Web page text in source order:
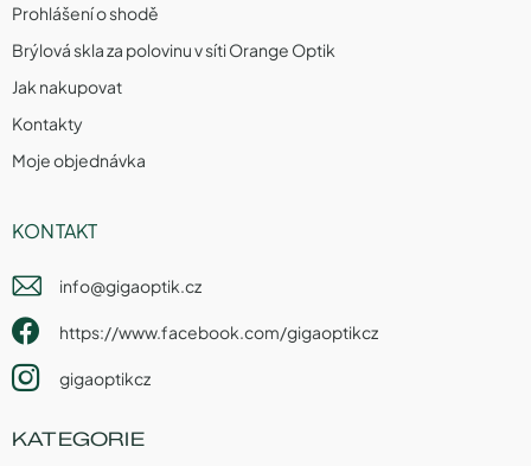
Prohlášení o shodě
Brýlová skla za polovinu v síti Orange Optik
Jak nakupovat
Kontakty
Moje objednávka
KONTAKT
info@gigaoptik.cz
https://www.facebook.com/gigaoptikcz
gigaoptikcz
KATEGORIE